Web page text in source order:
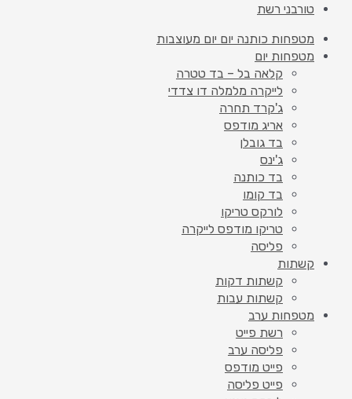
טורבני רשת
מטפחות כותנה יום יום מעוצבות
מטפחות יום
קלאה בל – בד טטרה
לייקרה מלמלה דו צדדי
ג'קרד תחרה
אריג מודפס
בד גובלן
ג'ינס
בד כותנה
בד קומו
לורקס טריקו
טריקו מודפס לייקרה
פליסה
קשתות
קשתות דקות
קשתות עבות
מטפחות ערב
רשת פייט
פליסה ערב
פייט מודפס
פייט פליסה